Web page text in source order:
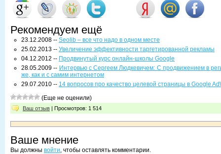
Рекомендуем ещё
23.12.2008 -- Seolib – все что надо в одном месте
25.02.2013 -- Увеличение эффективности таргетированной рекламы
04.12.2012 -- Продвинутый курс онлайн-школы Google
28.05.2009 -- Интервью с Сергеем Людкевичем: С продвижением в
же, как и с самим интернетом
29.07.2010 -- 14 вопросов про качество целевой страницы в Google
(Еще не оценили)
Ваш отзыв | Просмотров: 1 514
Ваше мнение
Вы должны войти, чтобы оставлять комментарии.